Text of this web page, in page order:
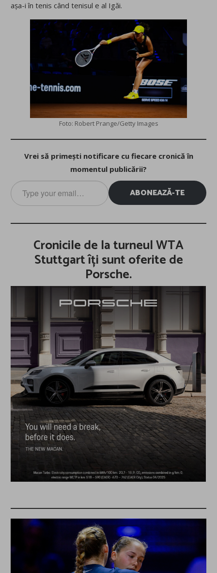
așa-i în tenis când tenisul e al Igăi.
Foto: Robert Prange/Getty Images
Vrei să primești notificare cu fiecare cronică în
momentul publicării?
Type
your
email…
ABONEAZĂ-TE
Cronicile de la turneul WTA
Stuttgart îți sunt oferite de
Porsche.